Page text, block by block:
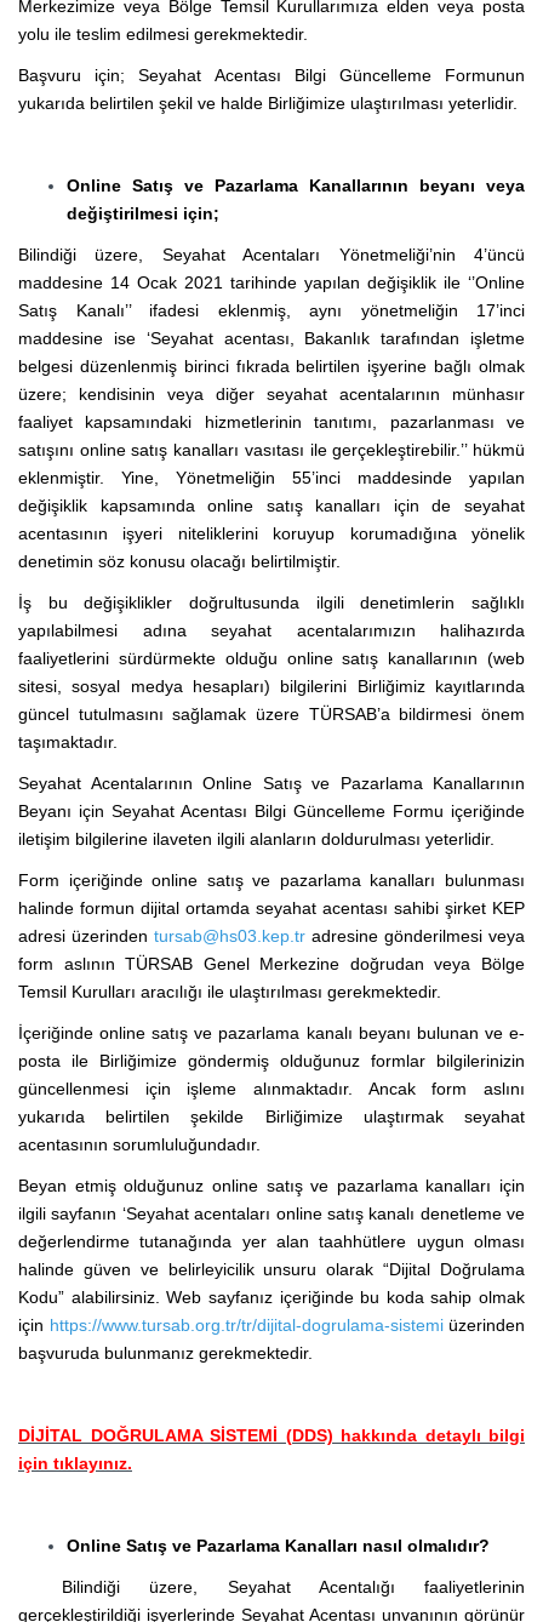
Merkezimize veya Bölge Temsil Kurullarımıza elden veya posta
yolu ile teslim edilmesi gerekmektedir.
Başvuru için; Seyahat Acentası Bilgi Güncelleme Formunun
yukarıda belirtilen şekil ve halde Birliğimize ulaştırılması yeterlidir.
Online Satış ve Pazarlama Kanallarının beyanı veya
değiştirilmesi için;
Bilindiği üzere, Seyahat Acentaları Yönetmeliği’nin 4’üncü
maddesine 14 Ocak 2021 tarihinde yapılan değişiklik ile ‘’Online
Satış Kanalı’’ ifadesi eklenmiş, aynı yönetmeliğin 17’inci
maddesine ise ‘Seyahat acentası, Bakanlık tarafından işletme
belgesi düzenlenmiş birinci fıkrada belirtilen işyerine bağlı olmak
üzere; kendisinin veya diğer seyahat acentalarının münhasır
faaliyet kapsamındaki hizmetlerinin tanıtımı, pazarlanması ve
satışını online satış kanalları vasıtası ile gerçekleştirebilir.’’ hükmü
eklenmiştir. Yine, Yönetmeliğin 55’inci maddesinde yapılan
değişiklik kapsamında online satış kanalları için de seyahat
acentasının işyeri niteliklerini koruyup korumadığına yönelik
denetimin söz konusu olacağı belirtilmiştir.
İş bu değişiklikler doğrultusunda ilgili denetimlerin sağlıklı
yapılabilmesi adına seyahat acentalarımızın halihazırda
faaliyetlerini sürdürmekte olduğu online satış kanallarının (web
sitesi, sosyal medya hesapları) bilgilerini Birliğimiz kayıtlarında
güncel tutulmasını sağlamak üzere TÜRSAB’a bildirmesi önem
taşımaktadır.
Seyahat Acentalarının Online Satış ve Pazarlama Kanallarının
Beyanı için Seyahat Acentası Bilgi Güncelleme Formu içeriğinde
iletişim bilgilerine ilaveten ilgili alanların doldurulması yeterlidir.
Form içeriğinde online satış ve pazarlama kanalları bulunması
halinde formun dijital ortamda seyahat acentası sahibi şirket KEP
adresi üzerinden tursab@hs03.kep.tr adresine gönderilmesi veya
form aslının TÜRSAB Genel Merkezine doğrudan veya Bölge
Temsil Kurulları aracılığı ile ulaştırılması gerekmektedir.
İçeriğinde online satış ve pazarlama kanalı beyanı bulunan ve e-
posta ile Birliğimize göndermiş olduğunuz formlar bilgilerinizin
güncellenmesi için işleme alınmaktadır. Ancak form aslını
yukarıda belirtilen şekilde Birliğimize ulaştırmak seyahat
acentasının sorumluluğundadır.
Beyan etmiş olduğunuz online satış ve pazarlama kanalları için
ilgili sayfanın ‘Seyahat acentaları online satış kanalı denetleme ve
değerlendirme tutanağında yer alan taahhütlere uygun olması
halinde güven ve belirleyicilik unsuru olarak “Dijital Doğrulama
Kodu” alabilirsiniz. Web sayfanız içeriğinde bu koda sahip olmak
için https://www.tursab.org.tr/tr/dijital-dogrulama-sistemiüzerinden
başvuruda bulunmanız gerekmektedir.
DİJİTAL DOĞRULAMA SİSTEMİ (DDS) hakkında detaylı bilgi
için tıklayınız.
Online Satış ve Pazarlama Kanalları nasıl olmalıdır?
Bilindiği üzere, Seyahat Acentalığı faaliyetlerinin
gerçekleştirildiği işyerlerinde Seyahat Acentası unvanının görünür